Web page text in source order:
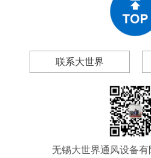
联系大世界
无锡大世界通风设备